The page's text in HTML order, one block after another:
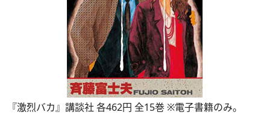
『激烈バカ』講談社 各462円 全15巻 ※電子書籍のみ。